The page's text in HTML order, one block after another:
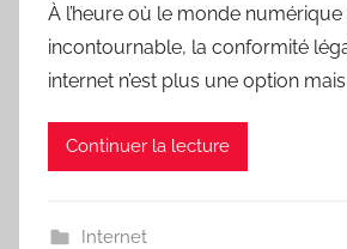
À l’heure où le monde
incontournable, la conformité
internet n’est plus une option
Continuer la lecture
Internet